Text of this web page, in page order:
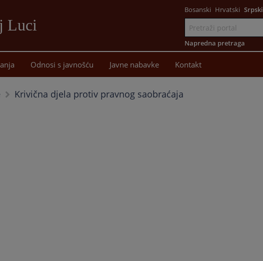
Luci
sadržaj
Bosanski Hrvatski Srpski
Napredna pretraga
Odnosi s javnošću Javne nabavke Kontakt
Krivična djela protiv pravnog saobraćaja